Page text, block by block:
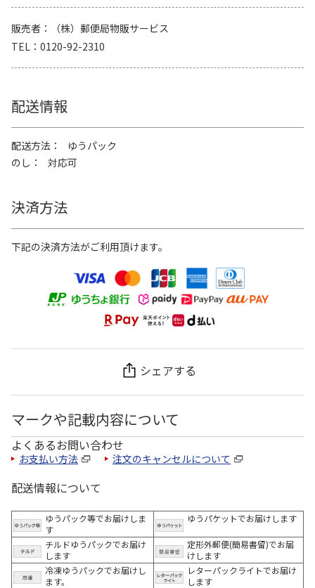
販売者
（株）郵便局物販サービス
TEL
0120-92-2310
配送情報
配送方法
ゆうパック
のし
対応可
決済方法
下記の決済方法がご利用頂けます。
シェアする
マークや記載内容について
よくあるお問い合わせ
お支払い方法 注文のキャンセルについて
配送情報について
ゆうパック等でお届けしま
す
ゆうパケットでお届けします
チルドゆうパックでお届け
します
定形外郵便(簡易書留)でお届
けします
冷凍ゆうパックでお届けし
ます。
レターパックライトでお届け
します